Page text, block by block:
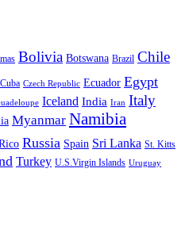
Bolivia Botswana Brazil Chile
Cuba Czech Republic Ecuador Egypt
Iceland India Iran Italy
Myanmar Namibia
Russia Spain Sri Lanka St. Kitts
Turkey U.S.Virgin Islands Uruguay